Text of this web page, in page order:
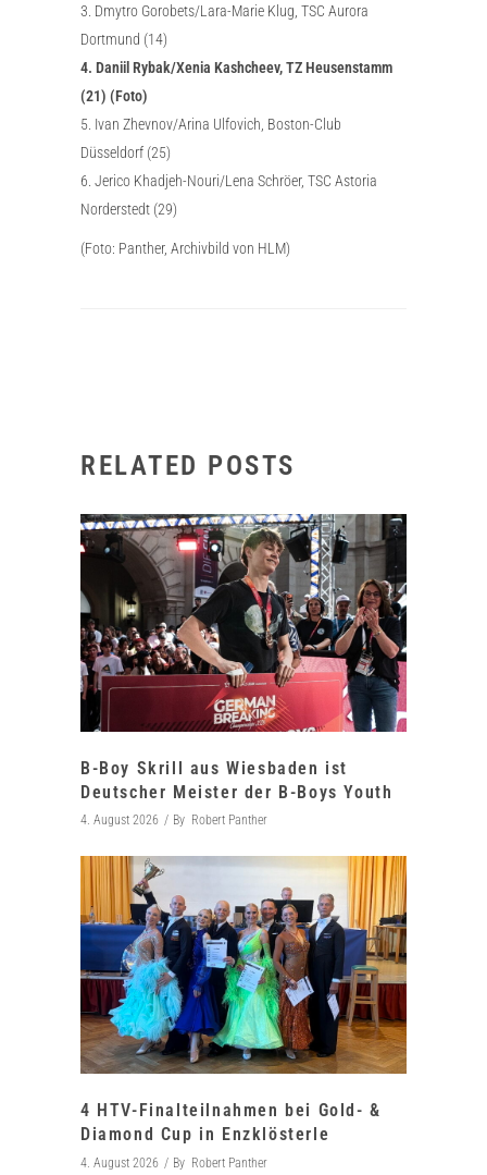
3. Dmytro Gorobets/Lara-Marie Klug, TSC Aurora
Dortmund (14)
4. Daniil Rybak/Xenia Kashcheev, TZ Heusenstamm
(21) (Foto)
5. Ivan Zhevnov/Arina Ulfovich, Boston-Club
Düsseldorf (25)
6. Jerico Khadjeh-Nouri/Lena Schröer, TSC Astoria
Norderstedt (29)
(Foto: Panther, Archivbild von HLM)
RELATED POSTS
B-Boy Skrill aus Wiesbaden ist
Deutscher Meister der B-Boys Youth
4. August 2026 By Robert Panther
4 HTV-Finalteilnahmen bei Gold- &
Diamond Cup in Enzklösterle
4. August 2026 By Robert Panther